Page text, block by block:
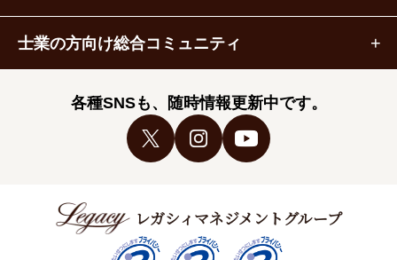
士業の方向け総合コミュニティ
各種SNSも、随時情報更新中です。
レガシィマネジメントグループ